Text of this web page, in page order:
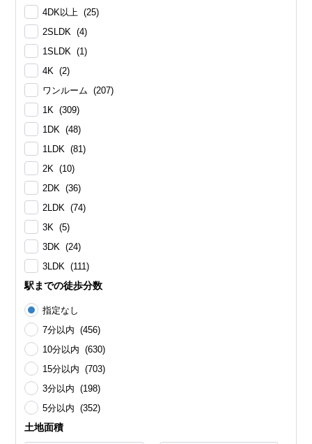
4DK以上 (25)
2SLDK (4)
1SLDK (1)
4K (2)
ワンルーム (207)
1K (309)
1DK (48)
1LDK (81)
2K (10)
2DK (36)
2LDK (74)
3K (5)
3DK (24)
3LDK (111)
駅までの徒歩分数
指定なし
7分以内 (456)
10分以内 (630)
15分以内 (703)
3分以内 (198)
5分以内 (352)
土地面積